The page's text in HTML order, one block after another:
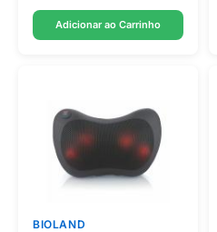
Adicionar ao Carrinho
BIOLAND